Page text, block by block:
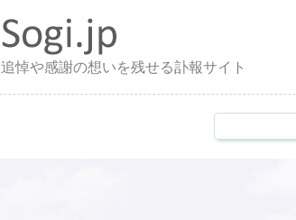
追悼や感謝の想いを残せる訃報サイト